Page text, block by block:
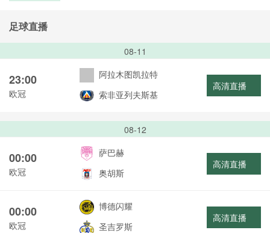
足球直播
08-11
23:00
欧冠
阿拉木图凯拉特
索非亚列夫斯基
高清直播
08-12
00:00
欧冠
萨巴赫
奥胡斯
高清直播
00:00
欧冠
博德闪耀
圣吉罗斯
高清直播